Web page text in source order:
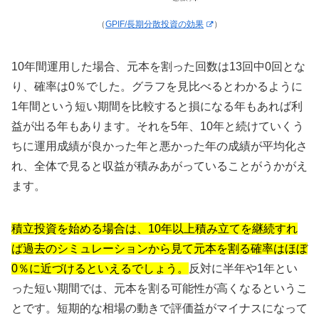
（GPIF/長期分散投資の効果 ）
10年間運用した場合、元本を割った回数は13回中0回とな
り、確率は0％でした。グラフを見比べるとわかるように
1年間という短い期間を比較すると損になる年もあれば利
益が出る年もあります。それを5年、10年と続けていくう
ちに運用成績が良かった年と悪かった年の成績が平均化さ
れ、全体で見ると収益が積みあがっていることがうかがえ
ます。
積立投資を始める場合は、10年以上積み立てを継続すれ
ば過去のシミュレーションから見て元本を割る確率はほぼ
0％に近づけるといえるでしょう。
反対に半年や1年とい
った短い期間では、元本を割る可能性が高くなるというこ
とです。短期的な相場の動きで評価益がマイナスになって